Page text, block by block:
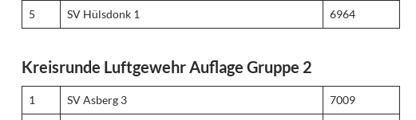
5 SV Hülsdonk 1 6964
Kreisrunde Luftgewehr Auflage Gruppe 2
1 SV Asberg 3 7009